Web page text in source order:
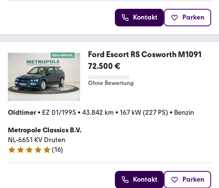
Kontakt Parken
Ford Escort RS Cosworth M1091
72.500 €
Ohne Bewertung
Oldtimer• EZ 01/1995 • 43.842 km • 167 kW (227 PS) • Benzin
Metropole Classics B.V.
NL-6651 KV Druten
4.9 Sterne
(16)
Kontakt Parken